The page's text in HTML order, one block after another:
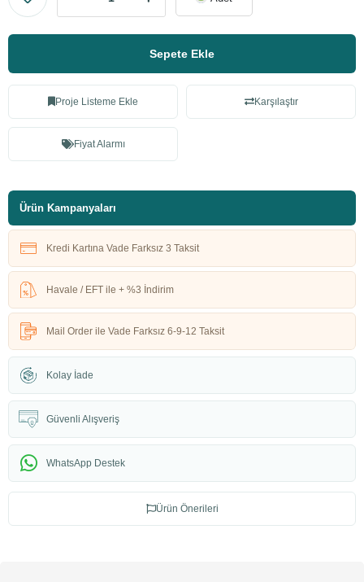
Sepete Ekle
Proje Listeme Ekle Karşılaştır
Fiyat Alarmı
Ürün Kampanyaları
Kredi Kartına Vade Farksız 3 Taksit
Havale / EFT ile + %3 İndirim
Mail Order ile Vade Farksız 6-9-12 Taksit
Kolay İade
Güvenli Alışveriş
WhatsApp Destek
Ürün Önerileri